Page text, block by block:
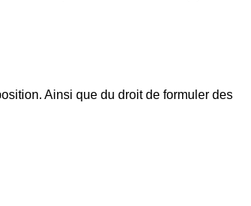
Ainsi que du droit de formuler des